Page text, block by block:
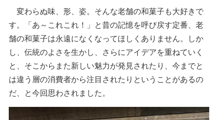
変わらぬ味、形、姿。そんな老舗の和菓子も大好きで
す。「あ～これこれ！」と昔の記憶を呼び戻す定番、老
舗の和菓子は永遠になくなってほしくありません。しか
し、伝統のよさを生かし、さらにアイデアを重ねていく
と、そこからまた新しい魅力が発見されたり、今までと
は違う層の消費者から注目されたりということがあるの
だ、と今回思わされました。